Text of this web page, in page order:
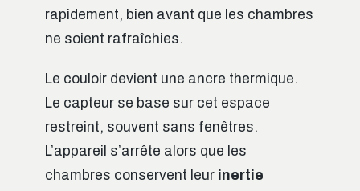
rapidement, bien avant que les chambres
ne soient rafraîchies.
Le couloir devient une ancre thermique.
Le capteur se base sur cet espace
restreint, souvent sans fenêtres.
L’appareil s’arrête alors que les
chambres conservent leur inertie